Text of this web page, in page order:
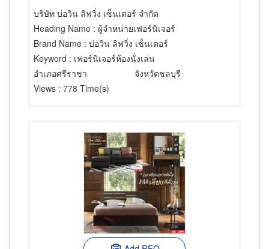
บริษัท บ่อวิน ลิฟวิ่ง เซ็นเตอร์ จำกัด
Heading Name : ผู้จำหน่ายเฟอร์นิเจอร์
Brand Name : บ่อวิน ลิฟวิ่ง เซ็นเตอร์
Keyword : เฟอร์นิเจอร์ห้องนั่งเล่น
อำเภอศรีราชา
จังหวัดชลบุรี
Views : 778 Time(s)